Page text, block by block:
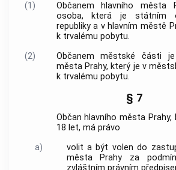
(1) Občanem hlavního města
osoba, která je státním
republiky a v hlavním městě
k trvalému pobytu.
(2)
Občanem městské části
města Prahy, který je v
k trvalému pobytu.
§ 7
Občan hlavního města Prahy,
18 let, má právo
a)
volit a být volen do
města Prahy za
zvláštním právním